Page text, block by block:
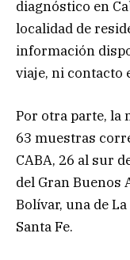
diagnóstico en
localidad de
información
viaje, ni contacto
Por otra parte, la
63 muestras
CABA, 26 al sur
del Gran Buenos
Bolívar, una de
Santa Fe.